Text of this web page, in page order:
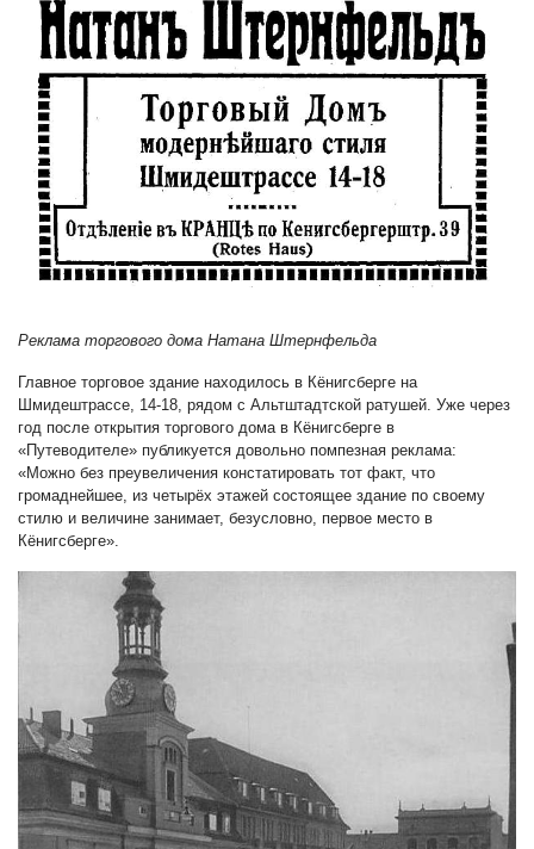
Реклама торгового дома Натана Штернфельда
Главное торговое здание находилось в Кёнигсберге на
Шмидештрассе, 14-18, рядом с Альтштадтской ратушей. Уже через
год после открытия торгового дома в Кёнигсберге в
«Путеводителе» публикуется довольно помпезная реклама:
«Можно без преувеличения констатировать тот факт, что
громаднейшее, из четырёх этажей состоящее здание по своему
стилю и величине занимает, безусловно, первое место в
Кёнигсберге».